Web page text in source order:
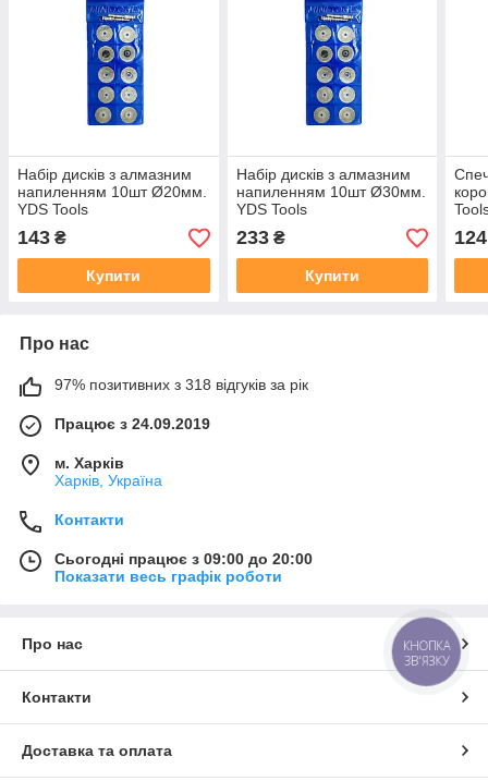
Набір дисків з алмазним
напиленням 10шт Ø20мм.
YDS Tools
143 ₴
Купити
Набір дисків з алмазним
напиленням 10шт Ø30мм.
YDS Tools
233₴
Купити
124
Про нас
97% позитивних з 318 відгуків за рік
Працює з 24.09.2019
м. Харків
Харків, Україна
Контакти
Сьогодні працює з 09:00 до 20:00
Показати весь графік роботи
Про нас
Контакти
Доставка та оплата
КНОПКА
ЗВ'ЯЗКУ